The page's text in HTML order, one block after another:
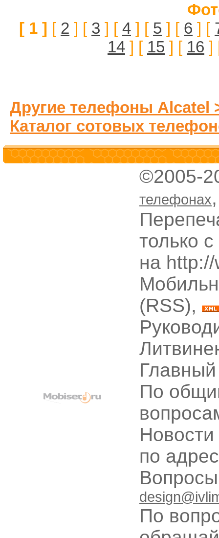
[ 1 ] [ 2 ] [ 3 ] [ 4 ] [ 5 ] [ 6 ] [
14 ] [ 15 ] [ 16 ]
Другие телефоны Alcatel
Каталог сотовых
©2005-
телефонах
только
на
(RSS),
По
по
По